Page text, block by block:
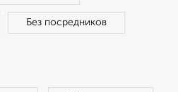
Без посредников